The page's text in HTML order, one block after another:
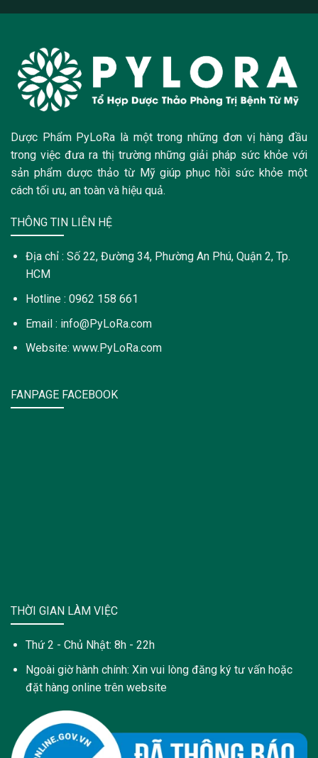
Dược Phẩm PyLoRa là một trong những đơn vị hàng đầu
trong việc đưa ra thị trường những giải pháp sức khỏe với
sản phẩm dược thảo từ Mỹ giúp phục hồi sức khỏe một
cách tối ưu, an toàn và hiệu quả.
THÔNG TIN LIÊN HỆ
Địa chỉ : Số 22, Đường 34, Phường An Phú, Quận 2, Tp.
HCM
Hotline : 0962 158 661
Email : info@PyLoRa.com
Website: www.PyLoRa.com
FANPAGE FACEBOOK
THỜI GIAN LÀM VIỆC
Thứ 2 - Chủ Nhật: 8h - 22h
Ngoài giờ hành chính: Xin vui lòng đăng ký tư vấn hoặc
đặt hàng online trên website